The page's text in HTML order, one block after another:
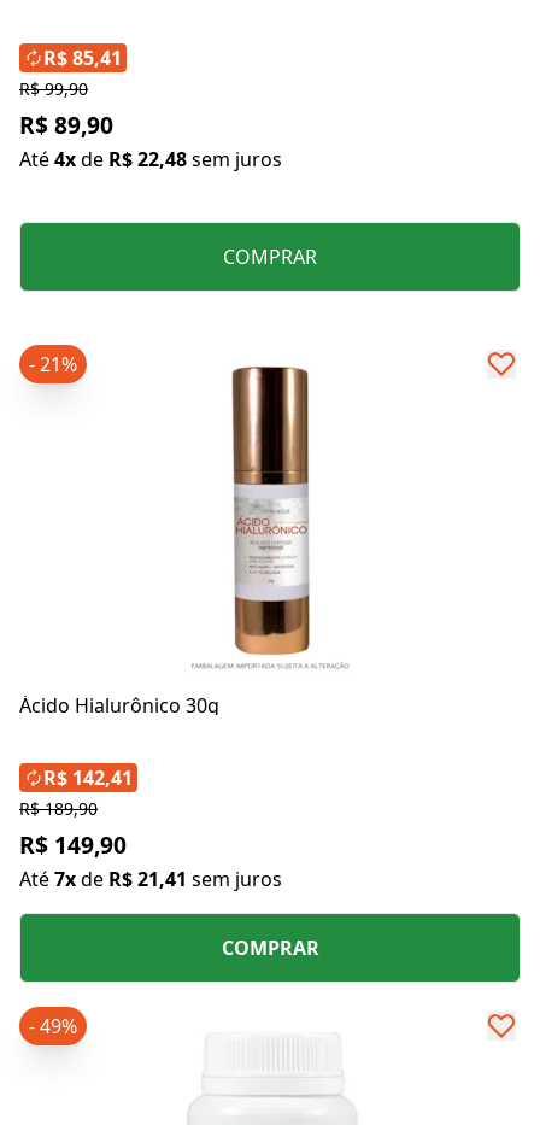
R$ 99,90
R$ 89,90
Até4xde R$ 22,48sem juros
R$ 85,41
COMPRAR
Ácido Hialurônico 30g
- 21%
R$ 189,90
R$ 149,90
Até7xde R$ 21,41 sem juros
R$ 142,41
COMPRAR
- 49%